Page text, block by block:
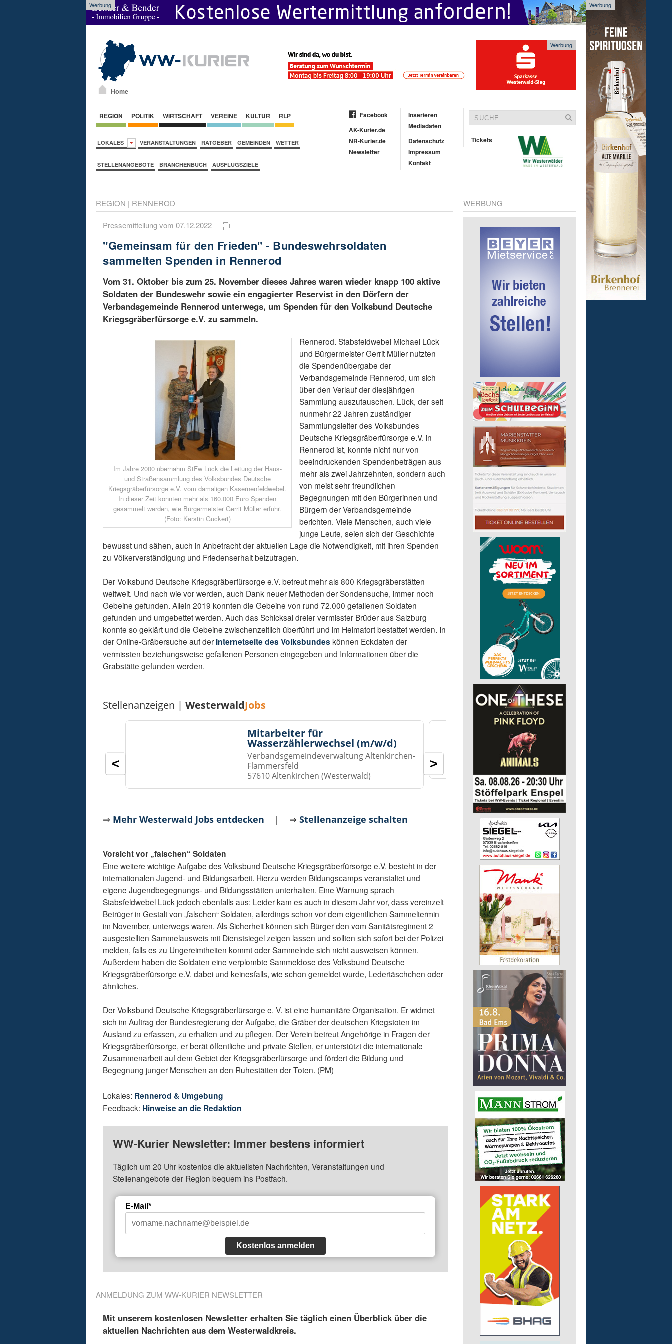
Werbung Werbung
Home
Werbung
REGION POLITIK WIRTSCHAFT VEREINE KULTUR RLP
LOKALES VERANSTALTUNGEN RATGEBER GEMEINDEN WETTER
STELLENANGEBOTE BRANCHENBUCH AUSFLUGSZIELE
Facebook
AK-Kurier.de
NR-Kurier.de
Newsletter
Inserieren
Mediadaten
Datenschutz
Impressum
Kontakt
Tickets
REGION | RENNEROD
Pressemitteilung vom 07.12.2022
"Gemeinsam für den Frieden" - Bundeswehrsoldaten
sammelten Spenden in Rennerod
Vom 31. Oktober bis zum 25. November dieses Jahres waren wieder knapp 100 aktive
Soldaten der Bundeswehr sowie ein engagierter Reservist in den Dörfern der
Verbandsgemeinde Rennerod unterwegs, um Spenden für den Volksbund Deutsche
Kriegsgräberfürsorge e.V. zu sammeln.
Im Jahre 2000 übernahm StFw Lück die Leitung der Haus-
und Straßensammlung des Volksbundes Deutsche
Kriegsgräberfürsorge e.V. vom damaligen Kasernenfeldwebel.
In dieser Zeit konnten mehr als 160.000 Euro Spenden
gesammelt werden, wie Bürgermeister Gerrit Müller erfuhr.
(Foto: Kerstin Guckert)
Rennerod. Stabsfeldwebel Michael Lück
und Bürgermeister Gerrit Müller nutzten
die Spendenübergabe der
Verbandsgemeinde Rennerod, um sich
über den Verlauf der diesjährigen
Sammlung auszutauschen. Lück, der seit
nunmehr 22 Jahren zuständiger
Sammlungsleiter des Volksbundes
Deutsche Kriegsgräberfürsorge e.V. in
Rennerod ist, konnte nicht nur von
beeindruckenden Spendenbeträgen aus
mehr als zwei Jahrzehnten, sondern auch
von meist sehr freundlichen
Begegnungen mit den Bürgerinnen und
Bürgern der Verbandsgemeinde
berichten. Viele Menschen, auch viele
junge Leute, seien sich der Geschichte
bewusst und sähen, auch in Anbetracht der aktuellen Lage die Notwendigkeit, mit ihren Spenden
zu Völkerverständigung und Friedenserhalt beizutragen.
Der Volksbund Deutsche Kriegsgräberfürsorge e.V. betreut mehr als 800 Kriegsgräberstätten
weltweit. Und nach wie vor werden, auch Dank neuer Methoden der Sondensuche, immer noch
Gebeine gefunden. Allein 2019 konnten die Gebeine von rund 72.000 gefallenen Soldaten
gefunden und umgebettet werden. Auch das Schicksal dreier vermisster Brüder aus Salzburg
konnte so geklärt und die Gebeine zwischenzeitlich überführt und im Heimatort bestattet werden. In
der Online-Gräbersuche auf der Internetseite des Volksbundes können Eckdaten der
vermissten beziehungsweise gefallenen Personen eingegeben und Informationen über die
Grabstätte gefunden werden.
Stellenanzeigen |WesterwaldJobs
Mitarbeiter für
Wasserzählerwechsel (m/w/d)
Verbandsgemeindeverwaltung Altenkirchen-
Flammersfeld
57610 Altenkirchen (Westerwald)
< >
⇒ Mehr Westerwald Jobs entdecken | ⇒Stellenanzeige schalten
Vorsicht vor „falschen“ Soldaten
Eine weitere wichtige Aufgabe des Volksbund Deutsche Kriegsgräberfürsorge e.V. besteht in der
internationalen Jugend- und Bildungsarbeit. Hierzu werden Bildungscamps veranstaltet und
eigene Jugendbegegnungs- und Bildungsstätten unterhalten. Eine Warnung sprach
Stabsfeldwebel Lück jedoch ebenfalls aus: Leider kam es auch in diesem Jahr vor, dass vereinzelt
Betrüger in Gestalt von „falschen“ Soldaten, allerdings schon vor dem eigentlichen Sammeltermin
im November, unterwegs waren. Als Sicherheit können sich Bürger den vom Sanitätsregiment 2
ausgestellten Sammelausweis mit Dienstsiegel zeigen lassen und sollten sich sofort bei der Polizei
melden, falls es zu Ungereimtheiten kommt oder Sammelnde sich nicht ausweisen können.
Außerdem haben die Soldaten eine verplombte Sammeldose des Volksbund Deutsche
Kriegsgräberfürsorge e.V. dabei und keinesfalls, wie schon gemeldet wurde, Ledertäschchen oder
ähnliches.
Der Volksbund Deutsche Kriegsgräberfürsorge e. V. ist eine humanitäre Organisation. Er widmet
sich im Auftrag der Bundesregierung der Aufgabe, die Gräber der deutschen Kriegstoten im
Ausland zu erfassen, zu erhalten und zu pflegen. Der Verein betreut Angehörige in Fragen der
Kriegsgräberfürsorge, er berät öffentliche und private Stellen, er unterstützt die internationale
Zusammenarbeit auf dem Gebiet der Kriegsgräberfürsorge und fördert die Bildung und
Begegnung junger Menschen an den Ruhestätten der Toten. (PM)
Lokales: Rennerod & Umgebung
Feedback: Hinweise an die Redaktion
WW-Kurier Newsletter: Immer bestens informiert
Täglich um 20 Uhr kostenlos die aktuellsten Nachrichten, Veranstaltungen und
Stellenangebote der Region bequem ins Postfach.
E-Mail*
Kostenlos anmelden
ANMELDUNG ZUM WW-KURIER NEWSLETTER
Mit unserem kostenlosen Newsletter erhalten Sie täglich einen Überblick über die
aktuellen Nachrichten aus dem Westerwaldkreis.
WERBUNG